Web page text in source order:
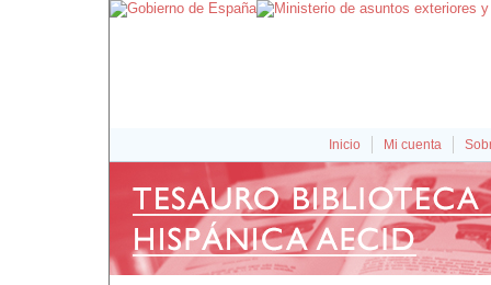
Inicio Mi cuenta